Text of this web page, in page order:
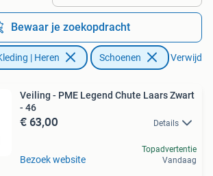
Bewaar je zoekopdracht
| Heren Schoenen Verwijder
Veiling - PME Legend Chute Laars Zwart
- 46
€ 63,00 Details
Bezoek website
Topadvertentie
Vandaag